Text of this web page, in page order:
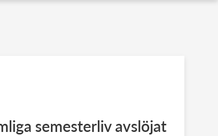
semesterliv avslöjat